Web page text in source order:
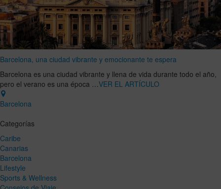
Barcelona, una ciudad vibrante y emocionante te espera
Barcelona es una ciudad vibrante y llena de vida durante todo el año,
pero el verano es una época …VER EL ARTÍCULO
Barcelona
Categorías
Caribe
Canarias
Barcelona
Lifestyle
Sports & Wellness